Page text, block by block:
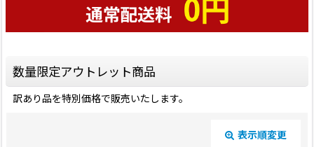
数量限定アウトレット商品
訳あり品を特別価格で販売いたします。
表示順変更